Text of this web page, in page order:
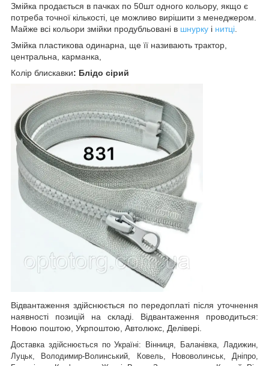
Змійка продається в пачках по 50шт одного кольору, якщо є
потреба точної кількості, це можливо вирішити з менеджером.
Майже всі кольори змійки продубльовані в шнурку і нитці
Змійка пластикова одинарна, ще її називають трактор,
центральна, карманка,
Колір блискавки: Блідо сірий
Відвантаження здійснюється по передоплаті після уточнення
наявності позицій на складі. Відвантаження проводиться:
Новою поштою, Укрпоштою, Автолюкс, Делівері.
Доставка здійснюється по Україні: Вінниця, Баланівка, Ладижин,
Луцьк, Володимир-Волинський, Ковель, Нововолинськ, Дніпро,